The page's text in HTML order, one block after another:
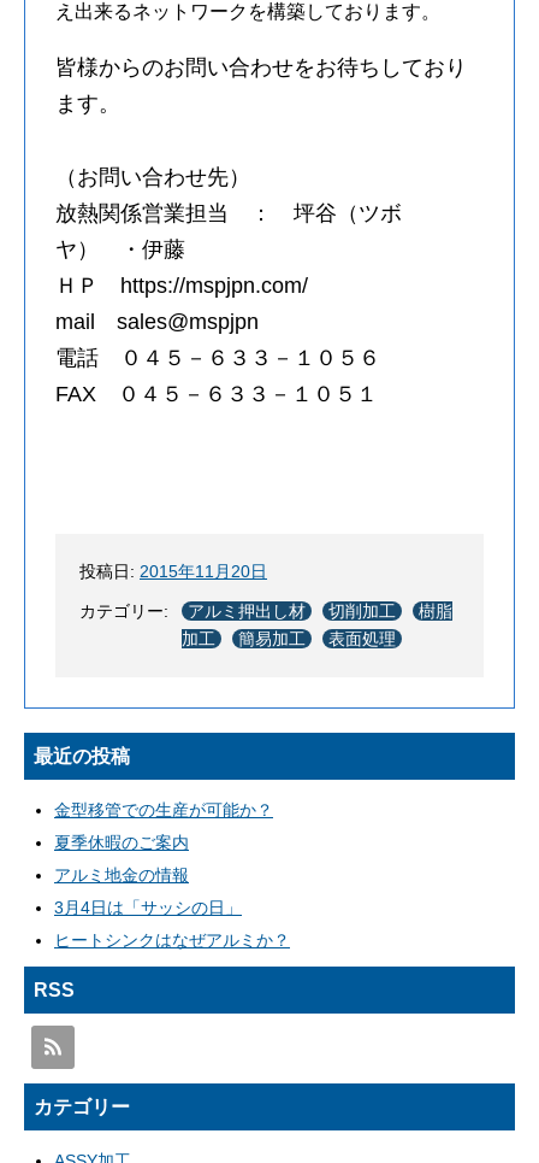
え出来るネットワークを構築しております。
皆様からのお問い合わせをお待ちしており
ます。
（お問い合わせ先）
放熱関係営業担当 ： 坪谷（ツボ
ヤ） ・伊藤
ＨＰ https://mspjpn.com/
mail sales@mspjpn
電話 ０４５－６３３－１０５６
FAX ０４５－６３３－１０５１
投稿日: 2015年11月20日
カテゴリー: アルミ押出し材 切削加工
樹脂
加工
簡易加工 表面処理
最近の投稿
金型移管での生産が可能か？
夏季休暇のご案内
アルミ地金の情報
3月4日は「サッシの日」
ヒートシンクはなぜアルミか？
RSS
カテゴリー